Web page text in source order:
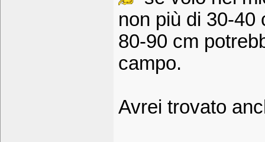
non più di 30-40
80-90 cm
campo.
Avrei trovato